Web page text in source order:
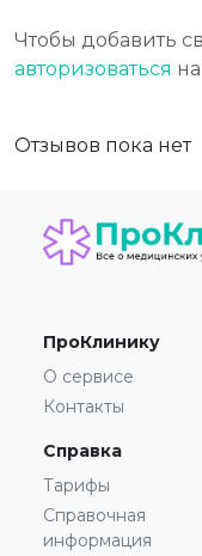
Чтобы добавить
авторизоваться
Отзывов пока нет
ПроКлинику
О сервисе
Контакты
Справка
Тарифы
Справочная
информация